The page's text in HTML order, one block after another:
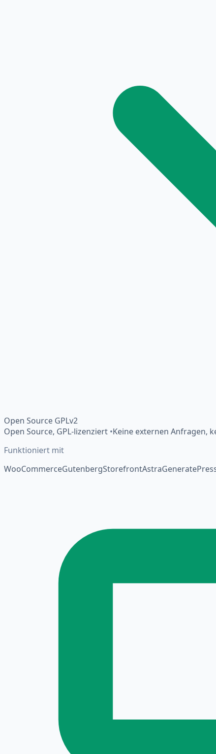
Open Source GPLv2
Open Source, GPL-lizenziert •Keine externen Anfragen,
Funktioniert mit
WooCommerceGutenbergStorefrontAstra